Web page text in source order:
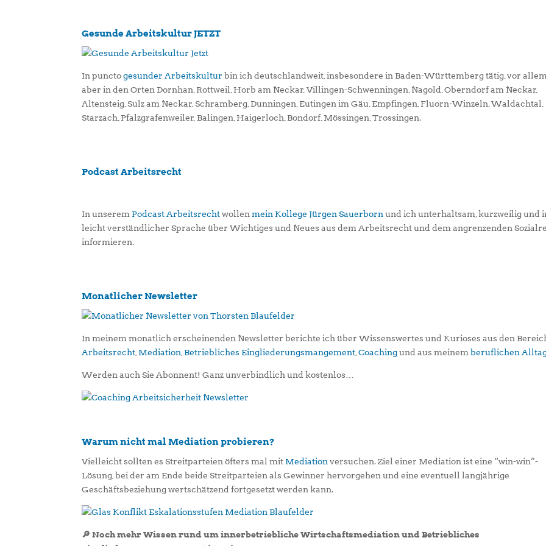
Gesunde Arbeitskultur JETZT
In punctogesunder Arbeitskultur bin ich deutschlandweit, insbesondere in Baden-Württemberg tätig, vor allem
aber in den Orten Dornhan, Rottweil, Horb am Neckar, Villingen-Schwenningen, Nagold, Oberndorf am Neckar,
Altensteig, Sulz am Neckar, Schramberg, Dunningen, Eutingen im Gäu, Empfingen, Fluorn-Winzeln, Waldachtal,
Starzach, Pfalzgrafenweiler, Balingen, Haigerloch, Bondorf, Mössingen, Trossingen.
Podcast Arbeitsrecht
In unserem Podcast Arbeitsrechtwollenmein Kollege Jürgen Sauerborn und ich unterhaltsam, kurzweilig und
leicht verständlicher Sprache über Wichtiges und Neues aus dem Arbeitsrecht und dem angrenzenden
informieren.
Monatlicher Newsletter
In meinem monatlich erscheinenden Newsletter berichte ich über Wissenswertes und Kurioses aus den
Arbeitsrecht Mediation Betriebliches Eingliederungsmangement ,Coachingund aus meinemberuflichen
Werden auch Sie Abonnent! Ganz unverbindlich und kostenlos…
Warum nicht mal Mediation probieren?
Vielleicht sollten es Streitparteien öfters mal mit Mediation versuchen. Ziel einer Mediation ist eine “win-win”-
Lösung, bei der am Ende beide Streitparteien als Gewinner hervorgehen und eine eventuell langjährige
Geschäftsbeziehung wertschätzend fortgesetzt werden kann.
🔎 Noch mehr Wissen rund um innerbetriebliche Wirtschaftsmediation und Betriebliches